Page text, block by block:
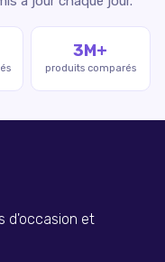
3M+
produits comparés
d'occasion et